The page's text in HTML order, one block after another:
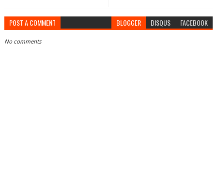
POST A COMMENT BLOGGER DISQUS FACEBOOK
No comments